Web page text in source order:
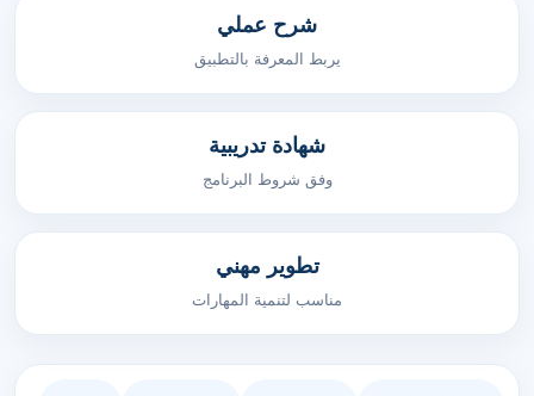
شرح عملي
يربط المعرفة بالتطبيق
شهادة تدريبية
وفق شروط البرنامج
تطوير مهني
مناسب لتنمية المهارات